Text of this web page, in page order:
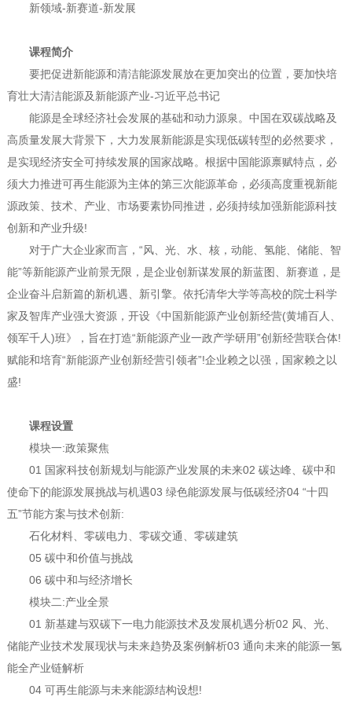
新领域-新赛道-新发展
课程简介
要把促进新能源和清洁能源发展放在更加突出的位置，要加快培
育壮大清洁能源及新能源产业-习近平总书记
能源是全球经济社会发展的基础和动力源泉。中国在双碳战略及
高质量发展大背景下，大力发展新能源是实现低碳转型的必然要求，
是实现经济安全可持续发展的国家战略。根据中国能源禀赋特点，必
须大力推进可再生能源为主体的第三次能源革命，必须高度重视新能
源政策、技术、产业、市场要素协同推进，必须持续加强新能源科技
创新和产业升级!
对于广大企业家而言，“风、光、水、核，动能、氢能、储能、智
能”等新能源产业前景无限，是企业创新谋发展的新蓝图、新赛道，是
企业奋斗启新篇的新机遇、新引擎。依托清华大学等高校的院士科学
家及智库产业强大资源，开设《中国新能源产业创新经营(黄埔百人、
领军千人)班》，旨在打造“新能源产业一政产学研用”创新经营联合体!
赋能和培育“新能源产业创新经营引领者”!企业赖之以强，国家赖之以
盛!
课程设置
模块一:政策聚焦
01 国家科技创新规划与能源产业发展的未来02 碳达峰、碳中和
使命下的能源发展挑战与机遇03 绿色能源发展与低碳经济04 “十四
五”节能方案与技术创新:
石化材料、零碳电力、零碳交通、零碳建筑
05 碳中和价值与挑战
06 碳中和与经济增长
模块二:产业全景
01 新基建与双碳下一电力能源技术及发展机遇分析02 风、光、
储能产业技术发展现状与未来趋势及案例解析03 通向未来的能源一氢
能全产业链解析
04 可再生能源与未来能源结构设想!